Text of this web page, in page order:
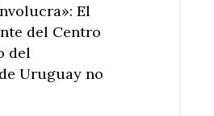
El
del Centro
del
Uruguay no